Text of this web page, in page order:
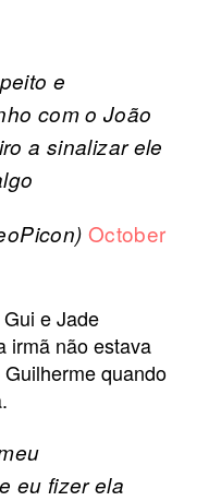
e
com o João
a sinalizar ele
October
e Jade
irmã não estava
quando
eu fizer ela